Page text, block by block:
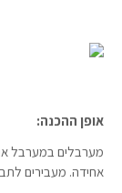
אופן ההכנה:
מערבלים במערבל
אחידה. מעבירים